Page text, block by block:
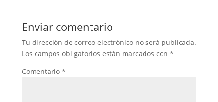
Enviar comentario
Tu dirección de correo electrónico no será publicada.
Los campos obligatorios están marcados con *
Comentario *